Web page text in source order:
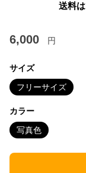
送料
6,000 円
サイズ
フリーサイズ
カラー
写真色